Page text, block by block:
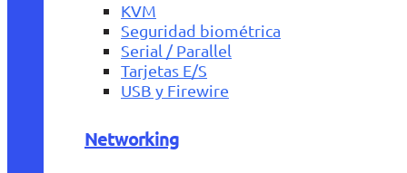
KVM
Seguridad biométrica
Serial / Parallel
Tarjetas E/S
USB y Firewire
Networking